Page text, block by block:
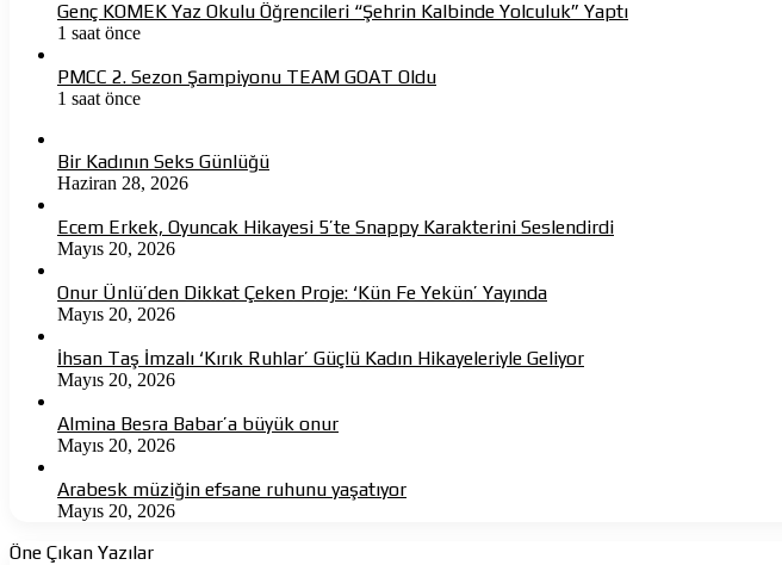
Genç KOMEK Yaz Okulu Öğrencileri “Şehrin Kalbinde Yolculuk” Yaptı
1 saat önce
PMCC 2. Sezon Şampiyonu TEAM GOAT Oldu
1 saat önce
Bir Kadının Seks Günlüğü
Haziran 28, 2026
Ecem Erkek, Oyuncak Hikayesi 5’te Snappy Karakterini Seslendirdi
Mayıs 20, 2026
Onur Ünlü’den Dikkat Çeken Proje: ‘Kün Fe Yekün’ Yayında
Mayıs 20, 2026
İhsan Taş İmzalı ‘Kırık Ruhlar’ Güçlü Kadın Hikayeleriyle Geliyor
Mayıs 20, 2026
Almina Besra Babar’a büyük onur
Mayıs 20, 2026
Arabesk müziğin efsane ruhunu yaşatıyor
Mayıs 20, 2026
Öne Çıkan Yazılar